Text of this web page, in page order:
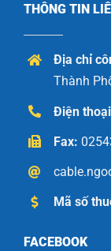
THÔNG TIN
Địa chỉ
Thành
Điện
Fax:
Mã số
FACEBOOK